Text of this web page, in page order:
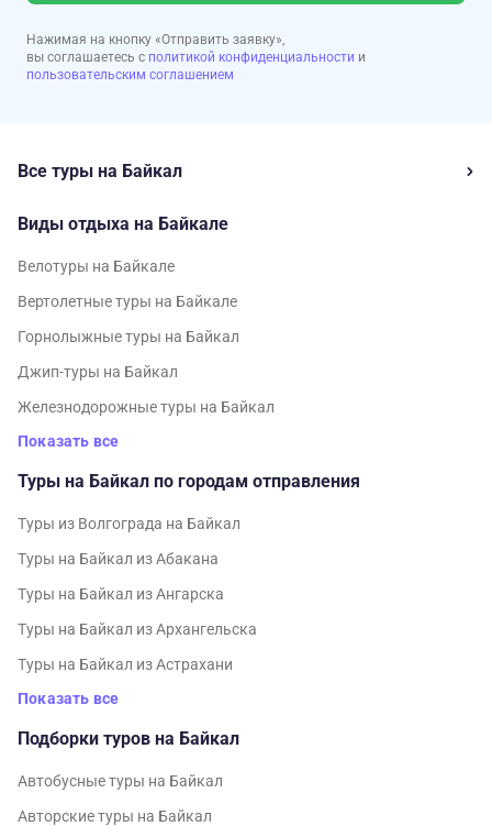
Нажимая на кнопку «Отправить заявку»,
вы соглашаетесь с политикой конфиденциальности и
пользовательским соглашением
Все туры на Байкал
Виды отдыха на Байкале
Велотуры на Байкале
Вертолетные туры на Байкале
Горнолыжные туры на Байкал
Джип-туры на Байкал
Железнодорожные туры на Байкал
Показать все
Туры на Байкал по городам отправления
Туры из Волгограда на Байкал
Туры на Байкал из Абакана
Туры на Байкал из Ангарска
Туры на Байкал из Архангельска
Туры на Байкал из Астрахани
Показать все
Подборки туров на Байкал
Автобусные туры на Байкал
Авторские туры на Байкал